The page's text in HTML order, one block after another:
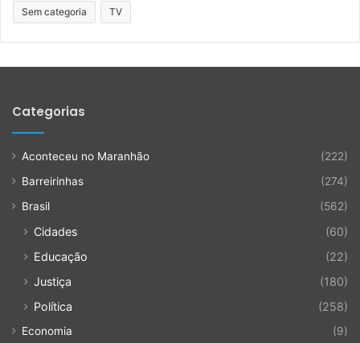
Sem categoria TV
Categorias
Aconteceu no Maranhão
(222)
Barreirinhas
(274)
Brasil
(562)
Cidades
(60)
Educação
(22)
Justiça
(180)
Política
(258)
Economia
(9)